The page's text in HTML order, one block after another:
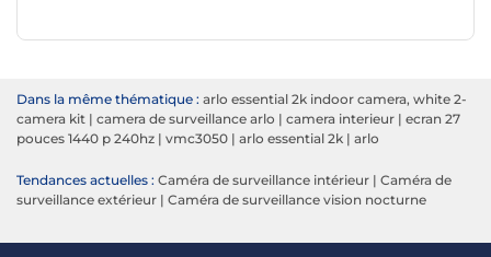
Dans la même thématique : arlo essential 2k indoor camera, white 2-
camera kit | camera de surveillance arlo | camera interieur | ecran 27
pouces 1440 p 240hz | vmc3050 | arlo essential 2k | arlo
Tendances actuelles : Caméra de surveillance intérieur | Caméra de
surveillance extérieur | Caméra de surveillance vision nocturne